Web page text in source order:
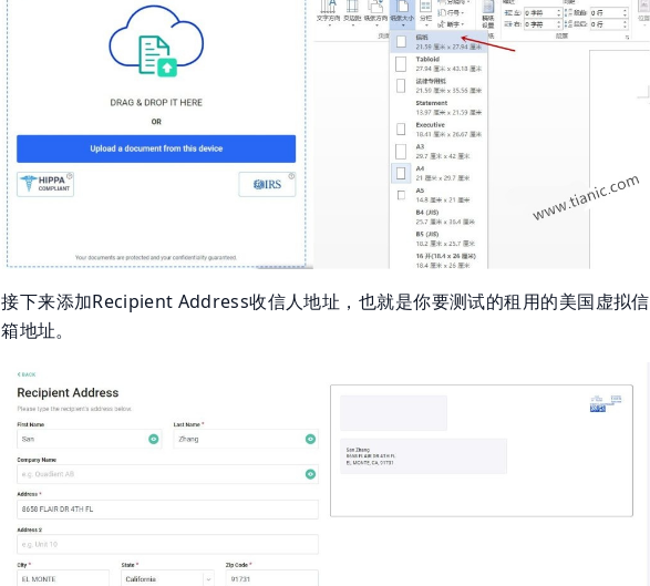
接下来添加Recipient Address收信人地址，也就是你要测试的租用的美国虚拟信
箱地址。